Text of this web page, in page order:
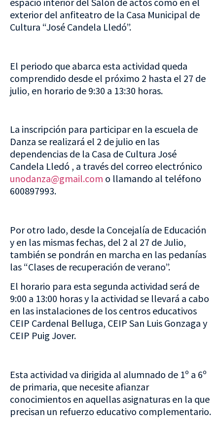
exterior del anfiteatro de la Casa Municipal de
Cultura “José Candela Lledó”.
El periodo que abarca esta actividad queda
comprendido desde el próximo 2 hasta el 27 de
julio, en horario de 9:30 a 13:30 horas.
La inscripción para participar en la escuela de
Danza se realizará el 2 de julio en las
dependencias de la Casa de Cultura José
Candela Lledó , a través del correo electrónico
unodanza@gmail.com o llamando al teléfono
600897993.
Por otro lado, desde la Concejalía de Educación
y en las mismas fechas, del 2 al 27 de Julio,
también se pondrán en marcha en las pedanías
las “Clases de recuperación de verano”.
El horario para esta segunda actividad será de
9:00 a 13:00 horas y la actividad se llevará a cabo
en las instalaciones de los centros educativos
CEIP Cardenal Belluga, CEIP San Luis Gonzaga y
CEIP Puig Jover.
Esta actividad va dirigida al alumnado de 1º a 6º
de primaria, que necesite afianzar
conocimientos en aquellas asignaturas en la que
precisan un refuerzo educativo complementario.